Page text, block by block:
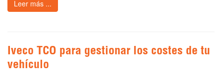
Leer más ...
Iveco TCO para gestionar los costes de tu
vehículo